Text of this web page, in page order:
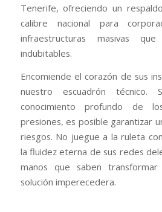
Tenerife, ofreciendo un
calibre nacional para
infraestructuras masivas
indubitables.
Encomiende el corazón de sus
nuestro escuadrón
conocimiento profundo de
presiones, es posible garantizar
riesgos. No juegue a la ruleta
la fluidez eterna de sus redes
manos que saben
solución imperecedera.